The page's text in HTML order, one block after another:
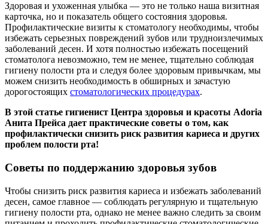
Здоровая и ухоженная улыбка — это не только наша визитная
карточка, но и показатель общего состояния здоровья.
Профилактические визиты к стоматологу необходимы, чтобы
избежать серьезных повреждений зубов или трудноизлечимых
заболеваний десен. И хотя полностью избежать посещений
стоматолога невозможно, тем не менее, тщательно соблюдая
гигиену полости рта и следуя более здоровым привычкам, мы
можем снизить необходимость в обширных и зачастую
дорогостоящих стоматологических процедурах.
В этой статье гигиенист Центра здоровья и красоты Adoria
Анита Прейса дает практические советы о том, как
профилактически снизить риск развития кариеса и других
проблем полости рта!
Советы по поддержанию здоровья зубов
Чтобы снизить риск развития кариеса и избежать заболеваний
десен, самое главное — соблюдать регулярную и тщательную
гигиену полости рта, однако не менее важно следить за своим